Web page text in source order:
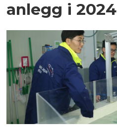
anlegg i 2024